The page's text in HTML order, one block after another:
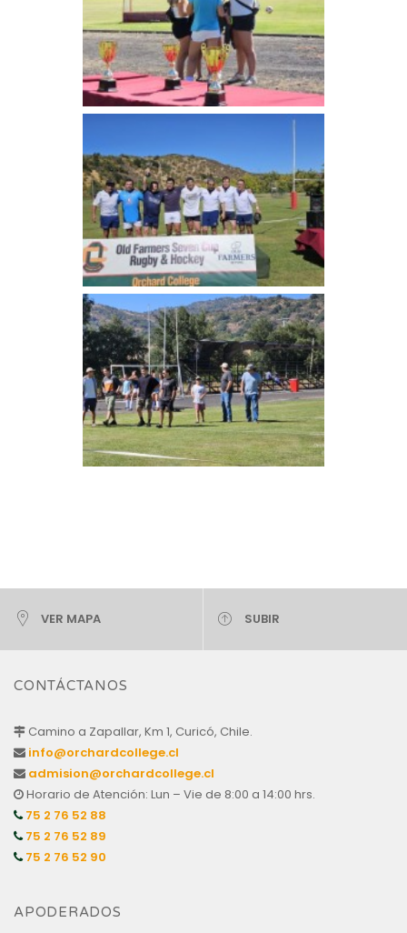
VER MAPA SUBIR
CONTÁCTANOS
Camino a Zapallar, Km 1, Curicó, Chile.
info@orchardcollege.cl
admision@orchardcollege.cl
Horario de Atención: Lun – Vie de 8:00 a 14:00 hrs.
75 2 76 52 88
75 2 76 52 89
75 2 76 52 90
APODERADOS